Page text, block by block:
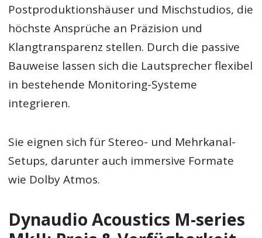
Postproduktionshäuser und Mischstudios, die
höchste Ansprüche an Präzision und
Klangtransparenz stellen. Durch die passive
Bauweise lassen sich die Lautsprecher flexibel
in bestehende Monitoring-Systeme
integrieren.
Sie eignen sich für Stereo- und Mehrkanal-
Setups, darunter auch immersive Formate
wie Dolby Atmos.
Dynaudio Acoustics M-series